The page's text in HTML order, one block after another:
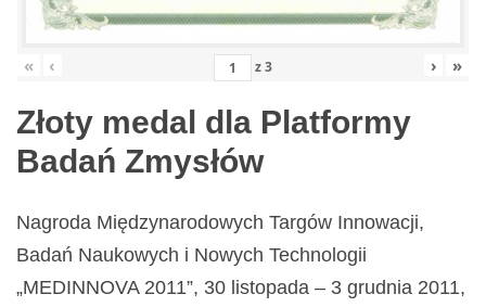
« ‹ z3 › »
Złoty medal dla Platformy
Badań Zmysłów
Nagroda Międzynarodowych Targów Innowacji,
Badań Naukowych i Nowych Technologii
„MEDINNOVA 2011”, 30 listopada – 3 grudnia 2011,